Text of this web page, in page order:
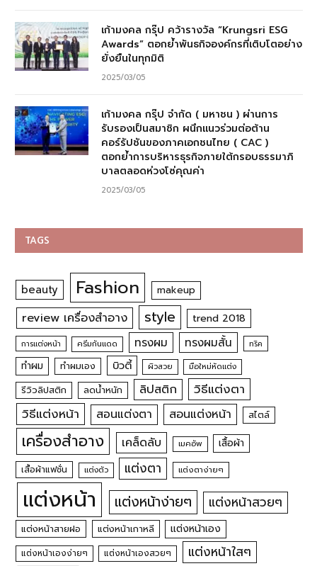
เก้ามงคล กรุ๊ป คว้ารางวัล “Krungsri ESG
Awards” ตอกย้ำพันธกิจองค์กรที่เติบโตอย่าง
ยั่งยืนในทุกมิติ
2025/03/05
เก้ามงคล กรุ๊ป จำกัด ( มหาชน ) ผ่านการ
รับรองเป็นสมาชิก ผนึกแนวร่วมต่อต้าน
คอร์รัปชันของภาคเอกชนไทย ( CAC )
ตอกย้ำการบริหารธุรกิจภายใต้กรอบธรรมาภิ
บาลตลอดห่วงโซ่คุณค่า
2025/03/05
TAGS
beauty Fashion makeup
review เครื่องสำอาง style trend 2018
การแต่งหน้า ครีมกันแดด ทรงผม ทรงผมสั้น ทริค
ทำผม ทำผมเอง บิวตี้ ผิวสวย มือใหม่หัดแต่ง
รีวิวลิปสติก ลดน้ำหนัก ลิปสติก
วิธีแต่งตา
วิธีแต่งหน้า
สอนแต่งตา สอนแต่งหน้า สไตล์
เครื่องสำอาง เคล็ดลับ เมคอัพ เสื้อผ้า
เสื้อผ้าแฟชั่น แต่งตัว แต่งตา แต่งตาง่ายๆ
แต่งหน้า แต่งหน้าง่ายๆ แต่งหน้าสวยๆ
แต่งหน้าสายฝอ แต่งหน้าเกาหลี แต่งหน้าเอง
แต่งหน้าเองง่ายๆ แต่งหน้าเองสวยๆ แต่งหน้าใสๆ